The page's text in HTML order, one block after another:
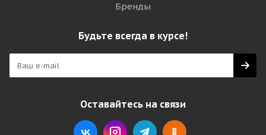
Бренды
Будьте всегда в курсе!
Оставайтесь на связи